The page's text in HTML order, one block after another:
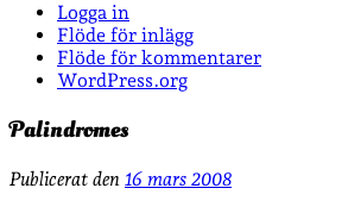
Logga in
Flöde för inlägg
Flöde för kommentarer
WordPress.org
Palindromes
Publicerat den 16 mars 2008